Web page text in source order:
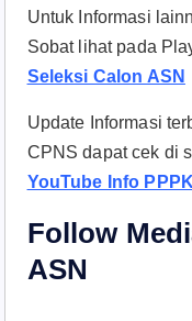
Untuk Informasi
Sobat lihat pada
Seleksi Calon ASN
Update Informasi
CPNS dapat cek di
YouTube Info
Follow
ASN